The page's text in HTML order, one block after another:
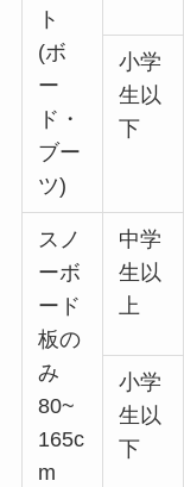
ト
(ボ
ー
ド・
ブー
ツ)
小学
生以
下
スノ
ーボ
ード
板の
み
80~
165c
m
中学
生以
上
小学
生以
下